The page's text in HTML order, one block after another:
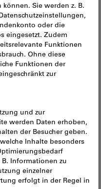
oder Verfärbungen
nicht komplett
Holzhändler sind
ist eine beständigere